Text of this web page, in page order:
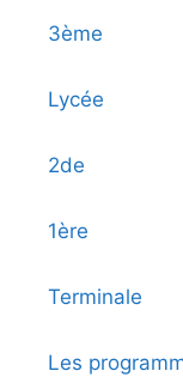
3ème
Lycée
2de
1ère
Terminale
Les